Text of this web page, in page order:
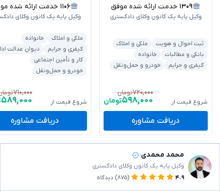
۱۳۰۹ خدمت ارائه شده موفق
وکیل پایه یک کانون وکلای دادگستری
ثبت احوال و هویت
ملکی و املاک
بانکی و مطالبات
خانواده
کیفری و جرایم
خودرو و حمل‌ونقل
شروع قیمت از
۷۲۰,۰۰۰تومان
۵۹۸,۰۰۰تومان
دریافت مشاوره
۱۱۰۶ خدمت ارائه شده موفق
وکیل پایه یک کانون وکلای
ملکی و املاک
خانواده
کیفری و جرایم
دیوان عدالت
کار و تأمین اجتماعی
خودرو و حمل‌ونقل
شروع قیمت از
۷۱۰,۰۰۰
۵۸۹,۰۰۰
دریافت مشاوره
محمد محمدی
وکیل پایه یک کانون وکلای دادگستری
۴.۹
(۸۷۵) دیدگاه